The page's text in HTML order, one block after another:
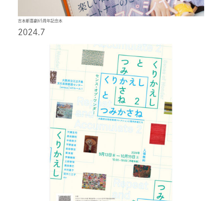
吉本新喜劇65周年記念本
2024.7